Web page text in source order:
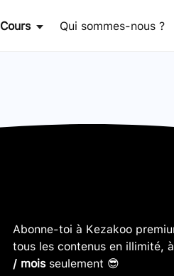
Cours Qui sommes-nous ?
Abonne-toi à Kezakoo
tous les contenus en illimité,
/ moisseulement 😎